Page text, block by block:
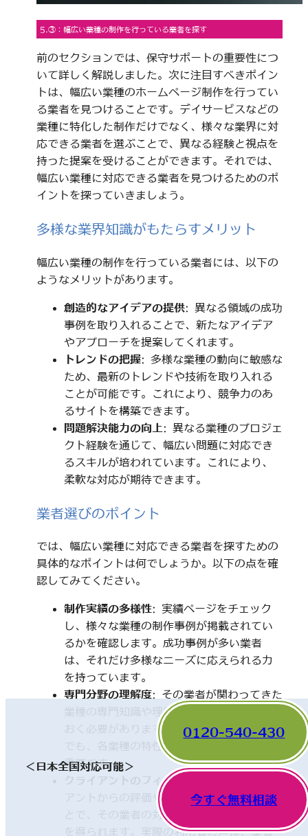
5.③：幅広い業種の制作を行っている業者を探す
前のセクションでは、保守サポートの重要性につ
いて詳しく解説しました。次に注目すべきポイン
トは、幅広い業種のホームページ制作を行ってい
る業者を見つけることです。デイサービスなどの
業種に特化した制作だけでなく、様々な業界に対
応できる業者を選ぶことで、異なる経験と視点を
持った提案を受けることができます。それでは、
幅広い業種に対応できる業者を見つけるためのポ
イントを探っていきましょう。
多様な業界知識がもたらすメリット
幅広い業種の制作を行っている業者には、以下の
ようなメリットがあります。
創造的なアイデアの提供: 異なる領域の成功
事例を取り入れることで、新たなアイデア
やアプローチを提案してくれます。
トレンドの把握: 多様な業種の動向に敏感な
ため、最新のトレンドや技術を取り入れる
ことが可能です。これにより、競争力のあ
るサイトを構築できます。
問題解決能力の向上: 異なる業種のプロジェ
クト経験を通じて、幅広い問題に対応でき
るスキルが培われています。これにより、
柔軟な対応が期待できます。
業者選びのポイント
では、幅広い業種に対応できる業者を探すための
具体的なポイントは何でしょうか。以下の点を確
認してみてください。
制作実績の多様性: 実績ページをチェック
し、様々な業種の制作事例が掲載されてい
るかを確認します。成功事例が多い業者
は、それだけ多様なニーズに応えられる力
を持っています。
専門分野の理解度: その業者が関わってきた
業種の専門知識や理解度についても触れて
おく必要があります。一見、異なった分野
でも、各業種の特性を理解していることが
重要です。
クライアントのフィードバック
アントからの評価やレビューを確認するこ
とで、その業者の対応や成果に関する情報
を得られます。実際の利用者の声は、業者
＜日本全国対応可能＞
0120-540-430
今すぐ無料相談